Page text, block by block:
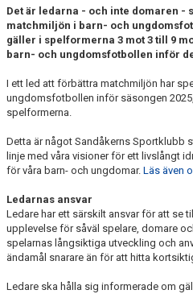
SCHEMA ALLA LAG
KONTAKT
Det är ledarna - och inte domaren -
matchmiljön i barn- och
gäller i spelformerna 3 mot 3 till 9
barn- och ungdomsfotbollen inför
I ett led att förbättra matchmiljön har
ungdomsfotbollen inför säsongen
spelformerna.
Detta är något Sandåkerns Sportklubb
linje med våra visioner för ett livslångt
för våra barn- och ungdomar. Läs även
Ledarnas ansvar
Ledare har ett särskilt ansvar för att se
upplevelse för såväl spelare, domare
spelarnas långsiktiga utveckling och
ändamål snarare än för att hitta
Ledare ska hålla sig informerade om